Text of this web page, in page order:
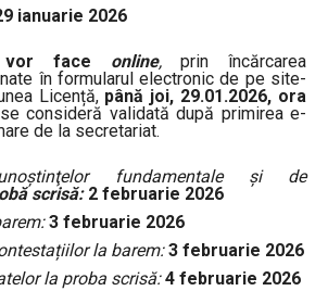
ianuarie 2026
vor face online,
prin încărcarea
în formularul electronic de pe site-
Licență, până joi, 29.01.2026, ora
consideră validată după primirea e-
de la secretariat.
fundamentale şi de
scrisă: 2 februarie 2026
3 februarie 2026
la barem:3 februarie 2026
la proba scrisă:4 februarie 2026